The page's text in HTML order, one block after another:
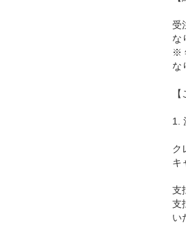
受
な
※
な
1.
ク
キ
支
支
い